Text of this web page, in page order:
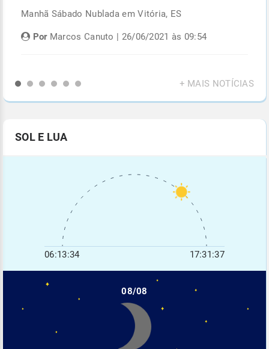
Manhã Sábado Nublada em Vitória, ES
PorMarcos Canuto | 26/06/2021 às 09:54
+ MAIS NOTÍCIAS
SOL E LUA
06:13:34 17:31:37
08/08